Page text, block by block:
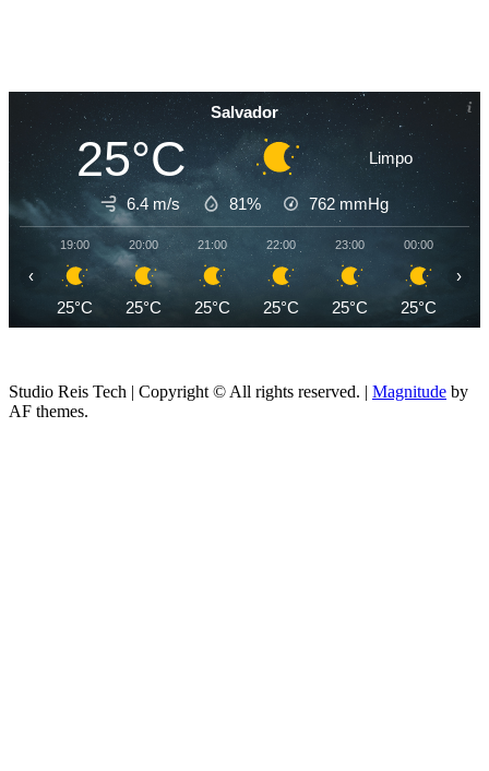
Salvador
25°C Limpo
6.4 m/s 81% 762 mmHg
19:00
25°C
20:00
25°C
21:00
25°C
22:00
25°C
23:00
25°C
00:00
25°C
‹ ›
Studio Reis Tech | Copyright © All rights reserved. | Magnitude by
AF themes.